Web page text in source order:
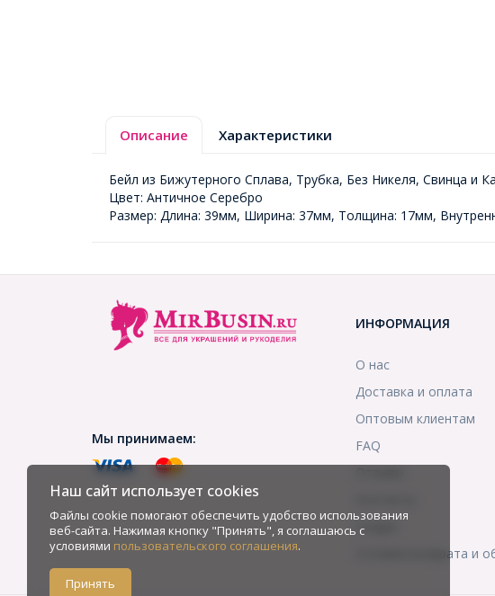
Описание Характеристики
Бейл из Бижутерного Сплава, Трубка, Без Никеля, Свинца и
Цвет: Античное Серебро
Размер: Длина: 39мм, Ширина: 37мм, Толщина: 17мм,
Мы принимаем:
ИНФОРМАЦИЯ
О нас
Доставка и оплата
Оптовым клиентам
FAQ
Скидки
Условия возврата и
Наш сайт использует cookies
Файлы cookie помогают обеспечить удобство использования
веб-сайта. Нажимая кнопку "Принять", я соглашаюсь с
условиями пользовательского соглашения.
Принять